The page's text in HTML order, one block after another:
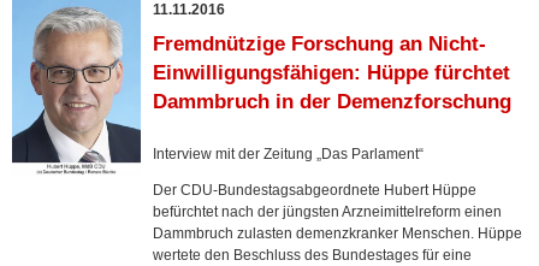
11.11.2016
Fremdnützige Forschung an Nicht-
Einwilligungsfähigen: Hüppe fürchtet
Dammbruch in der Demenzforschung
Interview mit der Zeitung „Das Parlament“
Der CDU-Bundestagsabgeordnete Hubert Hüppe
befürchtet nach der jüngsten Arzneimittelreform einen
Dammbruch zulasten demenzkranker Menschen. Hüppe
wertete den Beschluss des Bundestages für eine